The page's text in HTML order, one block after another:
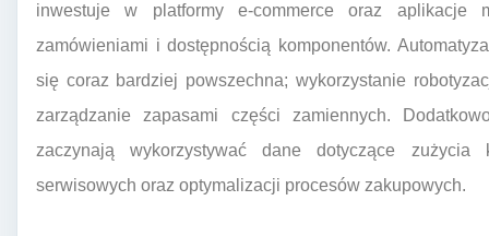
inwestuje w platformy e-commerce oraz aplikacje
zamówieniami i dostępnością komponentów.
się coraz bardziej powszechna; wykorzystanie
zarządzanie zapasami części zamiennych.
zaczynają wykorzystywać dane dotyczące zużycia
serwisowych oraz optymalizacji procesów zakupowych.